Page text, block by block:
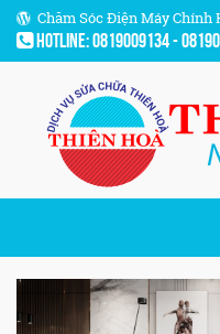
Chăm Sóc Điện Máy Chính
Hotline: 0819009134 -
Previous